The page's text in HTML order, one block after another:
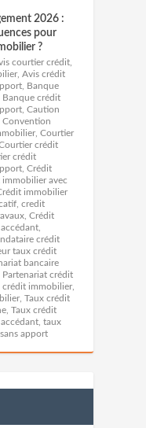
2026 :
pour
?
courtier crédit
,Avis crédit
Banque
Banque crédit
,Caution
,Convention
,Courtier
crédit
crédit
,Crédit
immobilier avec
immobilier
,credit
,Crédit
crédit
taux crédit
bancaire
Partenariat crédit
crédit immobilier
,Taux crédit
,Taux crédit
,taux
apport